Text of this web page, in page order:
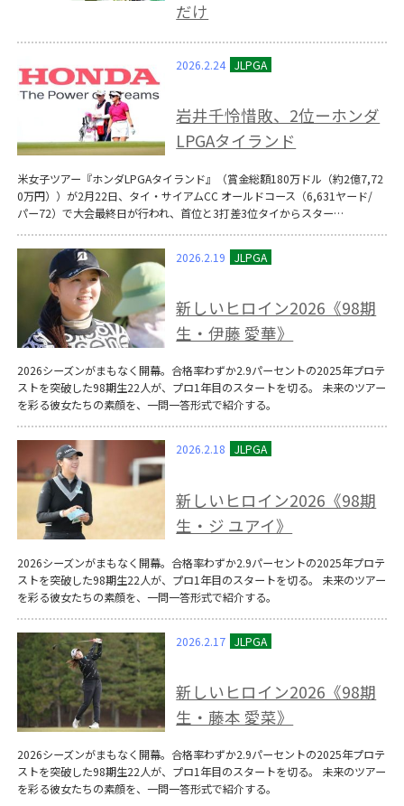
だけ
2026.2.24
岩井千怜惜敗、2位ーホンダ
LPGAタイランド
米女子ツアー『ホンダLPGAタイランド』（賞金総額180万ドル（約2億7,72
0万円））が2月22日、タイ・サイアムCC オールドコース（6,631ヤード/
パー72）で大会最終日が行われ、首位と3打差3位タイからスター…
2026.2.19
新しいヒロイン2026《98期
生・伊藤 愛華》
2026シーズンがまもなく開幕。合格率わずか2.9パーセントの2025年プロテ
ストを突破した98期生22人が、プロ1年目のスタートを切る。 未来のツアー
を彩る彼女たちの素顔を、一問一答形式で紹介する。
2026.2.18
新しいヒロイン2026《98期
生・ジ ユアイ》
2026シーズンがまもなく開幕。合格率わずか2.9パーセントの2025年プロテ
ストを突破した98期生22人が、プロ1年目のスタートを切る。 未来のツアー
を彩る彼女たちの素顔を、一問一答形式で紹介する。
2026.2.17
新しいヒロイン2026《98期
生・藤本 愛菜》
2026シーズンがまもなく開幕。合格率わずか2.9パーセントの2025年プロテ
ストを突破した98期生22人が、プロ1年目のスタートを切る。 未来のツアー
を彩る彼女たちの素顔を、一問一答形式で紹介する。